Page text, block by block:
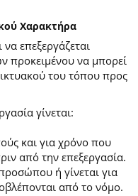
Χαρακτήρα
επεξεργάζεται
προκειμένου να μπορεί
του τόπου προς
γίνεται:
και για χρόνο που
από την επεξεργασία.
ή γίνεται για
από το νόμο.